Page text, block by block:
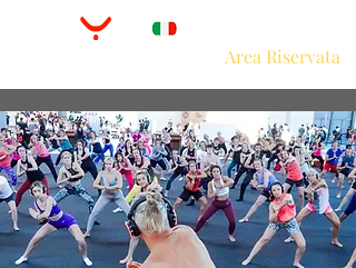
Area Riservata